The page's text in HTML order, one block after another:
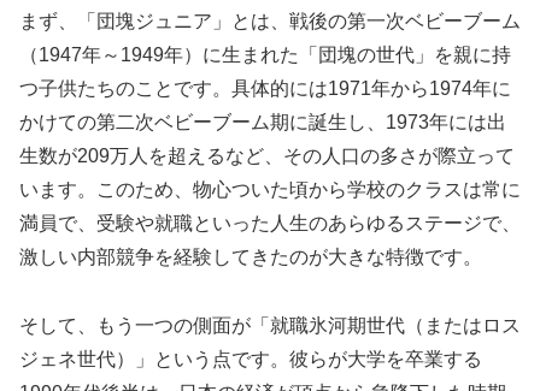
まず、「団塊ジュニア」とは、戦後の第一次ベビーブーム
（1947年～1949年）に生まれた「団塊の世代」を親に持
つ子供たちのことです。具体的には1971年から1974年に
かけての第二次ベビーブーム期に誕生し、1973年には出
生数が209万人を超えるなど、その人口の多さが際立って
います。このため、 物心ついた頃から学校のクラスは常に
満員で、受験や就職といった人生のあらゆるステージで、
激しい内部競争を経験してきたのが大きな特徴です。
そして、もう一つの側面が「就職氷河期世代（またはロス
ジェネ世代）」という点です。彼らが大学を卒業する